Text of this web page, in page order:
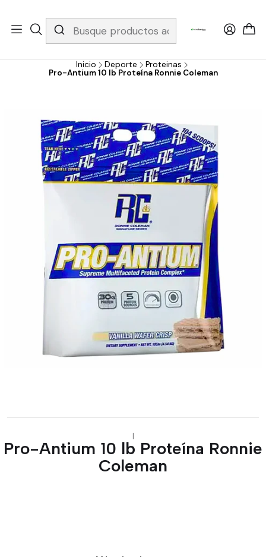
Whatsapp 3229079958/ Fijo 6019251796 / Envios a todo el país y
gratis apartir de 199.000!
Inicio Deporte
Proteinas
Pro-Antium 10 lb Proteína Ronnie Coleman
|
Pro-Antium 10 lb Proteína Ronnie
Coleman